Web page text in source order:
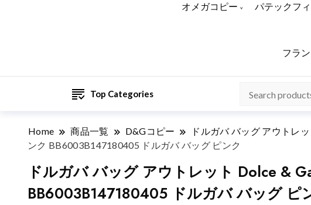
オメガコピー パテックフ
フラ
Top Categories
Home 商品一覧 D&Gコピー ドルガバ バッグ アウトレッ
ンク BB6003B147180405 ドルガバ バッグ ピンク
ドルガバ バッグ アウトレット Dolce &
BB6003B147180405 ドルガバ バッグ ピ